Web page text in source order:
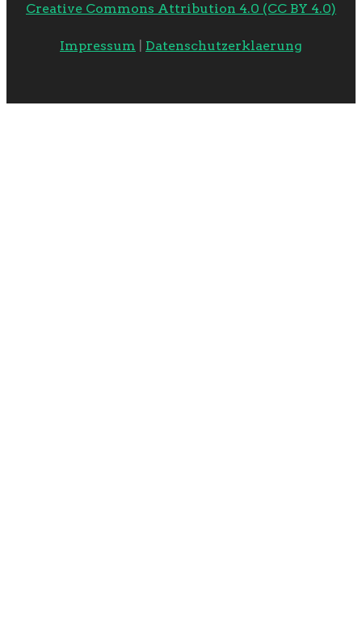
Creative Commons Attribution 4.0 (CC BY 4.0)
Impressum Datenschutzerklaerung